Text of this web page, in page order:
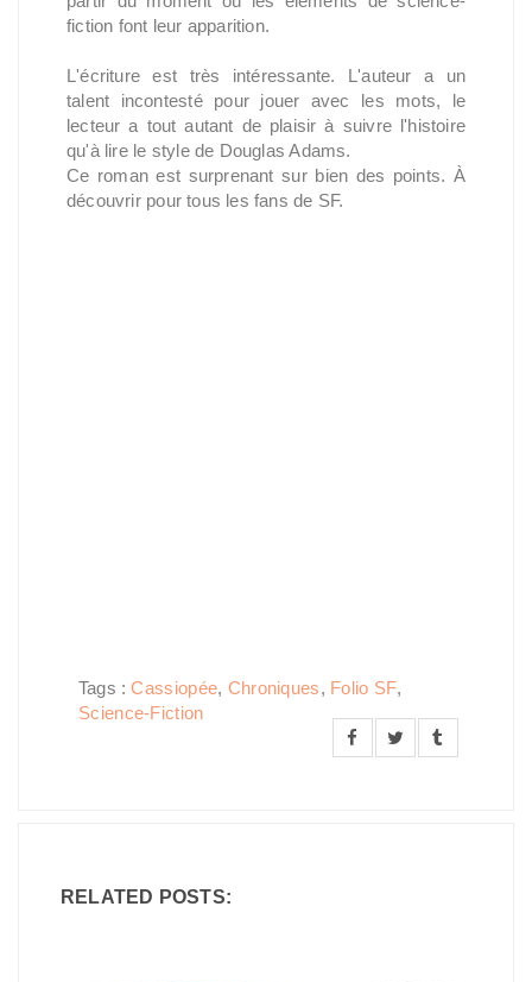
fiction font leur apparition.
L'écriture est très intéressante. L'auteur a un
talent incontesté pour jouer avec les mots, le
lecteur a tout autant de plaisir à suivre l'histoire
qu'à lire le style de Douglas Adams.
Ce roman est surprenant sur bien des points. À
découvrir pour tous les fans de SF.
Tags :Cassiopée, Chroniques, Folio SF,
Science-Fiction
RELATED POSTS: